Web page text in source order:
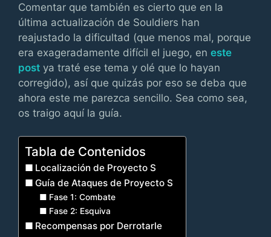
Comentar que también es cierto que en la
última actualización de Souldiers han
reajustado la dificultad (que menos mal, porque
era exageradamente difícil el juego, en este
post ya traté ese tema y olé que lo hayan
corregido), así que quizás por eso se deba que
ahora este me parezca sencillo. Sea como sea,
os traigo aquí la guía.
Tabla de Contenidos
Localización de Proyecto S
Guía de Ataques de Proyecto S
Fase 1: Combate
Fase 2: Esquiva
Recompensas por Derrotarle